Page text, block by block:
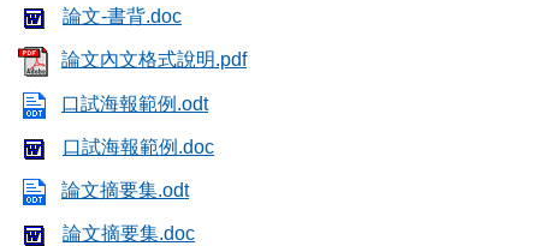
論文-書背.doc
論文內文格式說明.pdf
口試海報範例.odt
口試海報範例.doc
論文摘要集.odt
論文摘要集.doc